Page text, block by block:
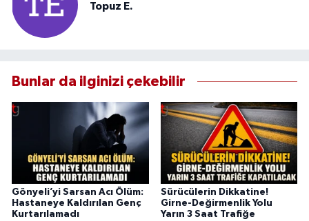
Topuz E.
Bunlar da ilginizi çekebilir
Gönyeli’yi Sarsan Acı Ölüm:
Hastaneye Kaldırılan Genç
Kurtarılamadı
Sürücülerin Dikkatine!
Girne-Değirmenlik Yolu
Yarın 3 Saat Trafiğe